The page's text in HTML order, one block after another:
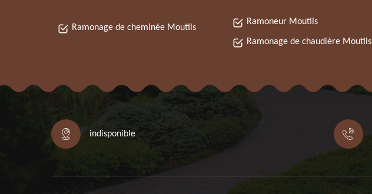
Ramonage de cheminée Moutils
Ramoneur Moutils
Ramonage de chaudière Moutils
indisponible